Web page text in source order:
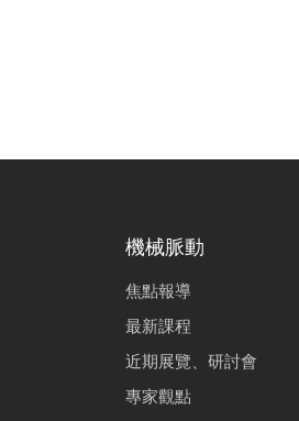
機械脈動
焦點報導
最新課程
近期展覽、研討會
專家觀點